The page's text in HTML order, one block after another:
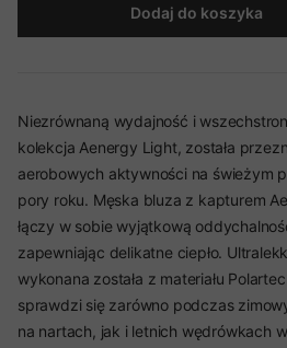
Dodaj do koszyka
Niezrównaną wydajność i
kolekcja Aenergy Light, została
aerobowych aktywności na świeżym
pory roku. Męska bluza z kapturem
łączy w sobie wyjątkową
zapewniając delikatne ciepło.
wykonana została z materiału
sprawdzi się zarówno podczas
na nartach, jak i letnich wędrówkach